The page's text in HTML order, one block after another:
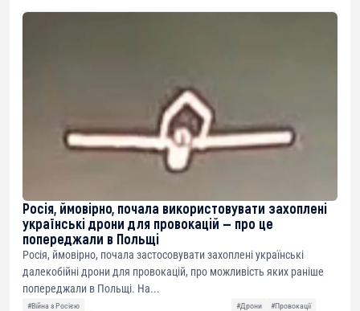
Росія, ймовірно, почала використовувати захоплені
українські дрони для провокацій — про це
попереджали в Польщі
Росія, ймовірно, почала застосовувати захоплені українські
далекобійні дрони для провокацій, про можливість яких раніше
попереджали в Польщі. На...
#Війна з Росією #Дрони
#Провокації